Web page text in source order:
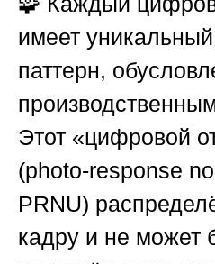
имеет
паттерн,
Этот «цифровой
(photo-response
PRNU)
кадру и не может